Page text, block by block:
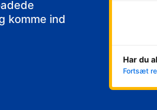
komme ind
Har du
Fortsæt